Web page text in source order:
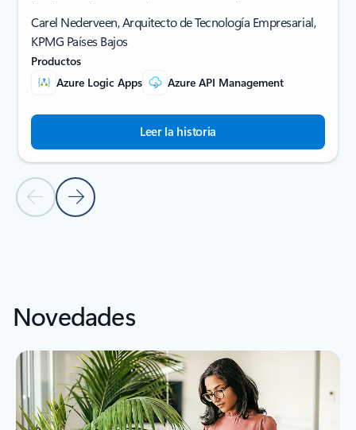
Diapositiva anterior
Diapositiva siguiente
Carel Nederveen, Arquitecto de Tecnología Empresarial,
KPMG Países Bajos
Productos
Azure Logic Apps
Azure API Management
Leer la historia
Novedades